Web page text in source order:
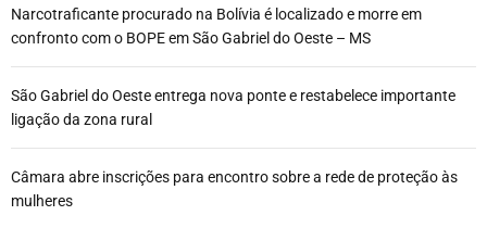
Narcotraficante procurado na Bolívia é localizado e morre em
confronto com o BOPE em São Gabriel do Oeste – MS
São Gabriel do Oeste entrega nova ponte e restabelece importante
ligação da zona rural
Câmara abre inscrições para encontro sobre a rede de proteção às
mulheres